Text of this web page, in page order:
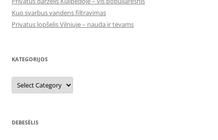
Kuo svarbus vandens filtravimas
Privatus lopšelis Vilniuje – nauda ir tėvams
KATEGORIJOS
Kategorijos
DEBESĖLIS